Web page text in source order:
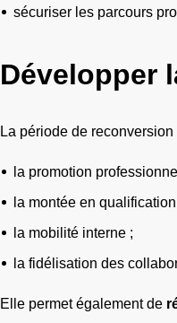
sécuriser les parcours
Développer
La période de reconversion
la promotion
la montée en qualification
la mobilité interne ;
la fidélisation des
Elle permet également de